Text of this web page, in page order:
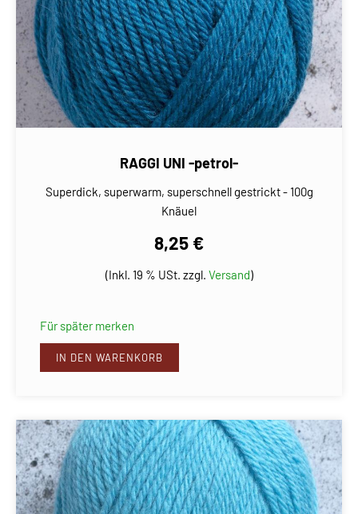
RAGGI UNI -petrol-
Superdick, superwarm, superschnell gestrickt - 100g
Knäuel
8,25 €
(Inkl. 19 % USt. zzgl. Versand)
Für später merken
IN DEN WARENKORB